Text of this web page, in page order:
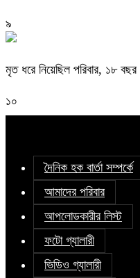
৯
মৃত ধরে নিয়েছিল পরিবার, ১৮
১০
দৈনিক হক বার্তা সম্পর্কে
আমাদের পরিবার
আপলোডকারীর লিস্ট
ফটো গ্যালারী
ভিডিও গ্যালারী